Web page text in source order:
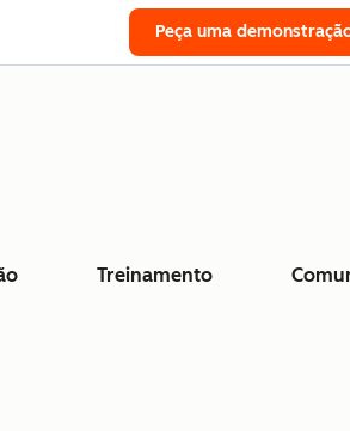
Peça uma
Treinamento